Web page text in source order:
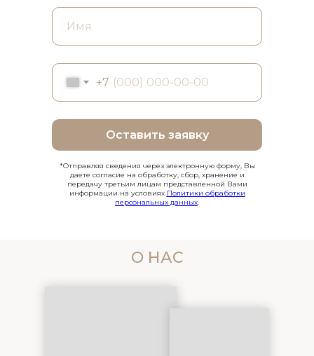
+7
Оставить заявку
*Отправляя сведения через электронную форму, Вы
даете согласие на обработку, сбор, хранение и
передачу третьим лицам представленной Вами
информации на условиях Политики обработки
персональных данных.
О НАС